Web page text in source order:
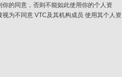
的同意，否则不能如此使用你的个人资
为不同意 VTC及其机构成员 使用其个人资